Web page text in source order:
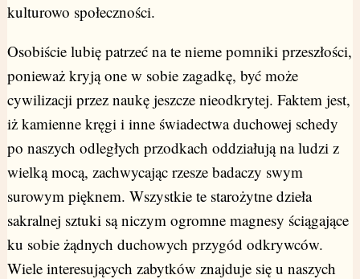
kulturowo społeczności.
Osobiście lubię patrzeć na te nieme pomniki przeszłości,
ponieważ kryją one w sobie zagadkę, być może
cywilizacji przez naukę jeszcze nieodkrytej. Faktem jest,
iż kamienne kręgi i inne świadectwa duchowej schedy
po naszych odległych przodkach oddziałują na ludzi z
wielką mocą, zachwycając rzesze badaczy swym
surowym pięknem. Wszystkie te starożytne dzieła
sakralnej sztuki są niczym ogromne magnesy ściągające
ku sobie żądnych duchowych przygód odkrywców.
Wiele interesujących zabytków znajduje się u naszych